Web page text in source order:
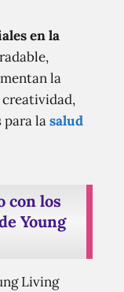
en la
la
lasalud
con los
Young
Living